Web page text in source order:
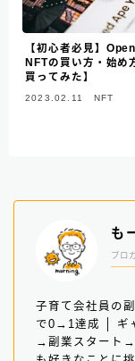
【初心者必見】
NFTの買い方・始め
買ってみた】
2023.02.11 NFT
も
ブロ
子育て会社員の
で0→1達成 │ ギ
→副業スタート